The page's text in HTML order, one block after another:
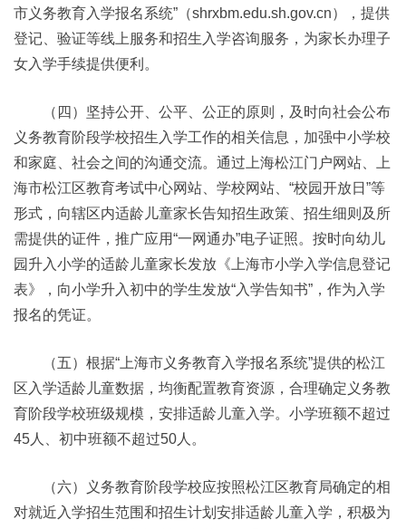
市义务教育入学报名系统”（shrxbm.edu.sh.gov.cn），提供
登记、验证等线上服务和招生入学咨询服务，为家长办理子
女入学手续提供便利。
（四）坚持公开、公平、公正的原则，及时向社会公布
义务教育阶段学校招生入学工作的相关信息，加强中小学校
和家庭、社会之间的沟通交流。通过上海松江门户网站、上
海市松江区教育考试中心网站、学校网站、“校园开放日”等
形式，向辖区内适龄儿童家长告知招生政策、招生细则及所
需提供的证件，推广应用“一网通办”电子证照。按时向幼儿
园升入小学的适龄儿童家长发放《上海市小学入学信息登记
表》，向小学升入初中的学生发放“入学告知书”，作为入学
报名的凭证。
（五）根据“上海市义务教育入学报名系统”提供的松江
区入学适龄儿童数据，均衡配置教育资源，合理确定义务教
育阶段学校班级规模，安排适龄儿童入学。小学班额不超过
45人、初中班额不超过50人。
（六）义务教育阶段学校应按照松江区教育局确定的相
对就近入学招生范围和招生计划安排适龄儿童入学，积极为